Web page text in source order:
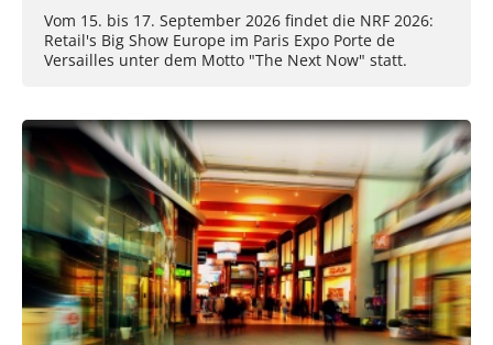
Vom 15. bis 17. September 2026 findet die NRF 2026:
Retail's Big Show Europe im Paris Expo Porte de
Versailles unter dem Motto "The Next Now" statt.